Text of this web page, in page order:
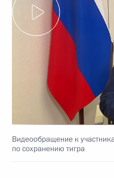
Видеообращение к
по сохранению тигра